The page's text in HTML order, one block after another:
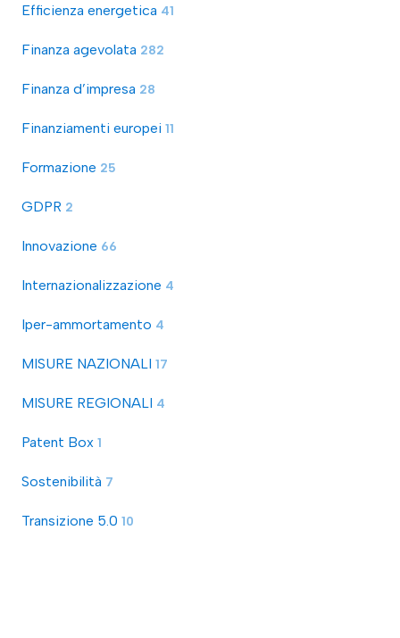
Efficienza energetica 41
Finanza agevolata 282
Finanza d’impresa 28
Finanziamenti europei 11
Formazione 25
GDPR 2
Innovazione 66
Internazionalizzazione 4
Iper-ammortamento 4
MISURE NAZIONALI 17
MISURE REGIONALI 4
Patent Box 1
Sostenibilità 7
Transizione 5.0 10